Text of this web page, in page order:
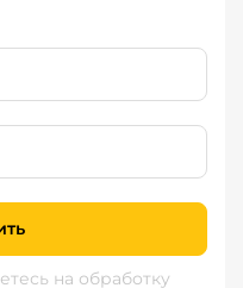
на обработку